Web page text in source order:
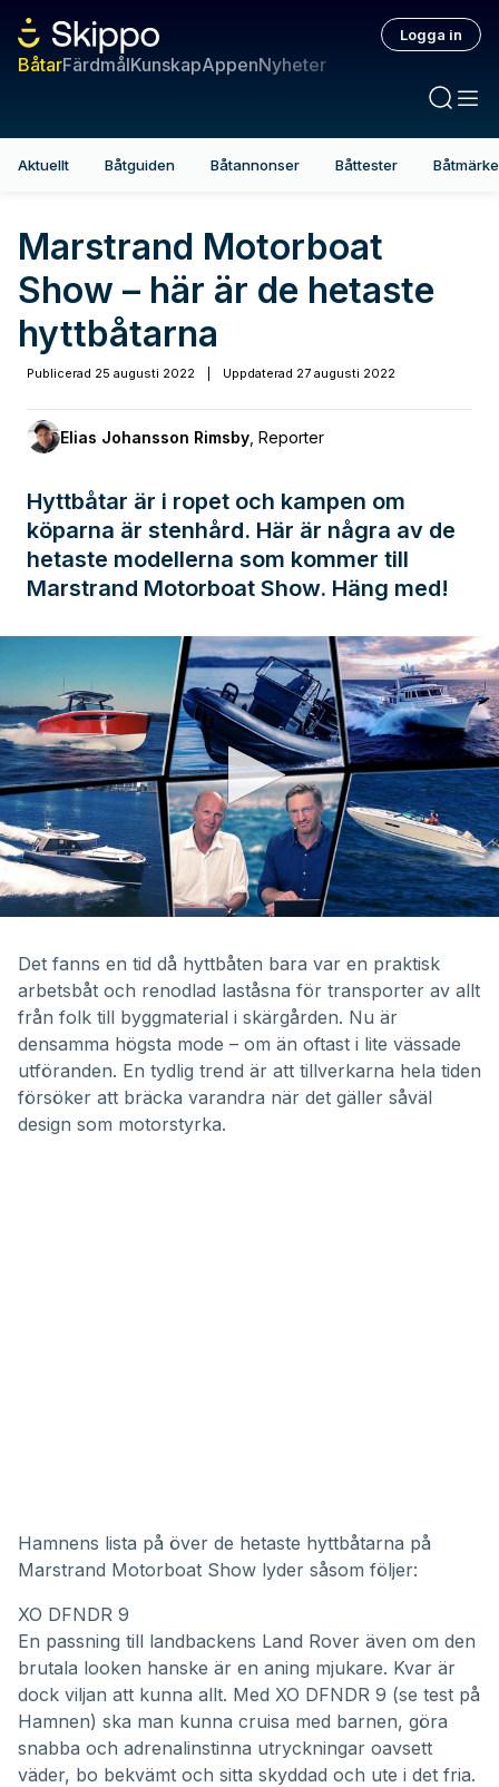
BåtarFärdmålKunskapAppenNyheter
Logga in
Aktuellt Båtguiden Båtannonser Båttester
Marstrand Motorboat
Show – här är de hetaste
hyttbåtarna
Publicerad 25 augusti 2022 Uppdaterad 27 augusti 2022
Elias Johansson Rimsby Reporter
Hyttbåtar är i ropet och kampen om
köparna är stenhård. Här är några av de
hetaste modellerna som kommer till
Marstrand Motorboat Show. Häng med!
minutes,
28
Det fanns en tid då hyttbåten bara var en praktisk
arbetsbåt och renodlad laståsna för transporter av allt
från folk till byggmaterial i skärgården. Nu är
densamma högsta mode – om än oftast i lite vässade
utföranden. En tydlig trend är att tillverkarna hela tiden
försöker att bräcka varandra när det gäller såväl
design som motorstyrka.
Hamnens lista på över de hetaste hyttbåtarna på
Marstrand Motorboat Show lyder såsom följer:
XO DFNDR 9
En passning till landbackens Land Rover även om den
brutala looken hanske är en aning mjukare. Kvar är
dock viljan att kunna allt. Med XO DFNDR 9 (se test på
Hamnen) ska man kunna cruisa med barnen, göra
snabba och adrenalinstinna utryckningar oavsett
väder, bo bekvämt och sitta skyddad och ute i det fria.